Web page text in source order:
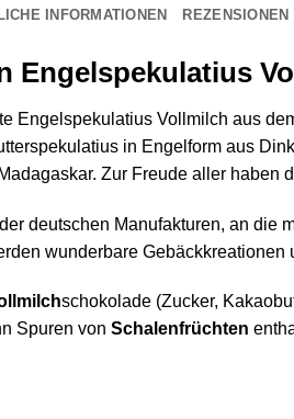
INFORMATIONEN REZENSIONEN
Engelspekulatius
Engelspekulatius Vollmilch aus
in Engelform aus
Zur Freude aller
deutschen Manufakturen, an die
wunderbare
schokolade (Zucker,
Spuren von Schalenfrüchten